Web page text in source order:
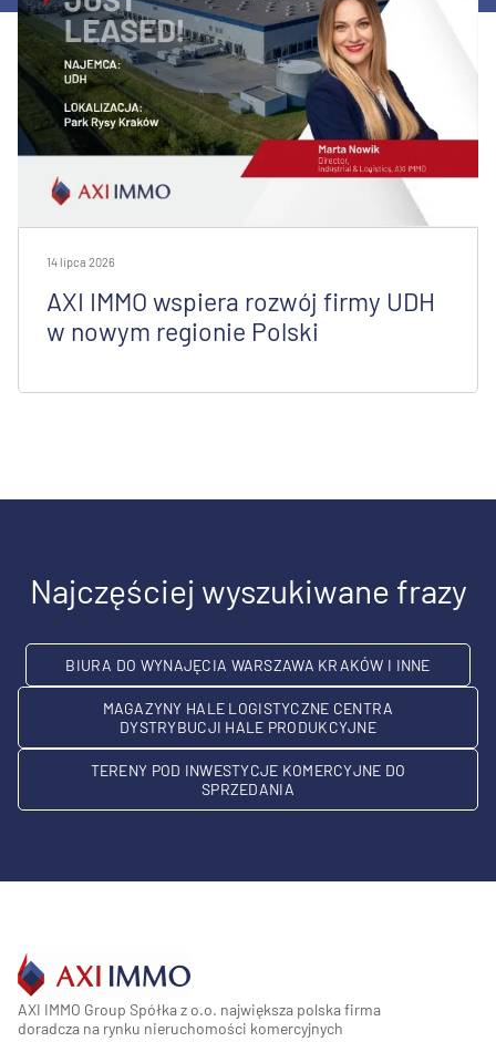
14 lipca 2026
AXI IMMO wspiera rozwój firmy UDH
w nowym regionie Polski
Najczęściej wyszukiwane frazy
BIURA DO WYNAJĘCIA WARSZAWA KRAKÓW I INNE
MAGAZYNY HALE LOGISTYCZNE CENTRA
DYSTRYBUCJI HALE PRODUKCYJNE
TERENY POD INWESTYCJE KOMERCYJNE DO
SPRZEDANIA
AXI IMMO Group Spółka z o.o. największa polska firma
doradcza na rynku nieruchomości komercyjnych